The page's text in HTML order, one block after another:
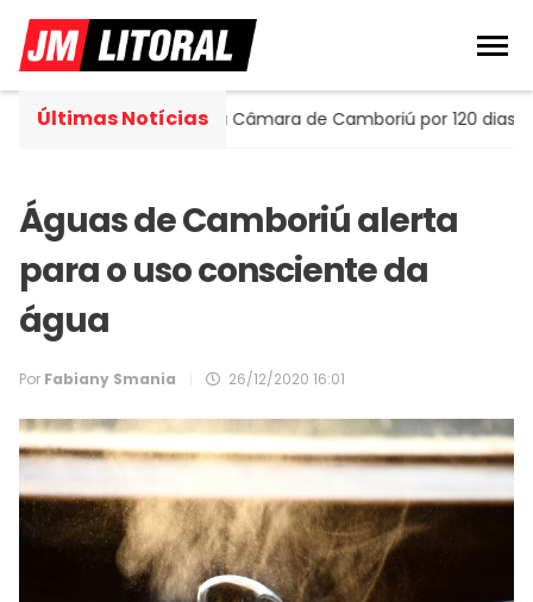
Últimas Notícias
cadeira na Câmara de Camboriú por 120 dias
Águas de Camboriú alerta
para o uso consciente da
água
Por Fabiany Smania 26/12/2020 16:01